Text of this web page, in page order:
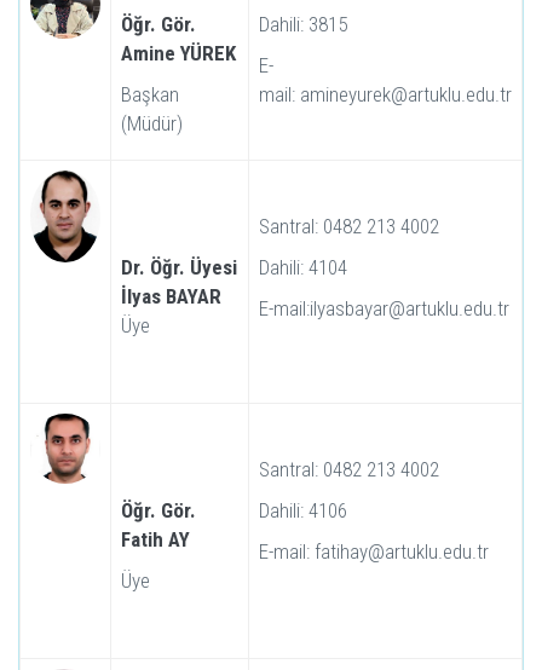
Öğr. Gör.
Amine YÜREK
Başkan
(Müdür)
Dahili: 3815
E-
mail: amineyurek@artuklu.edu.tr
Dr. Öğr. Üyesi
İlyas BAYAR
Üye
Santral: 0482 213 4002
Dahili: 4104
E-mail:ilyasbayar@artuklu.edu.tr
Öğr. Gör.
Fatih AY
Üye
Santral: 0482 213 4002
Dahili: 4106
E-mail: fatihay@artuklu.edu.tr